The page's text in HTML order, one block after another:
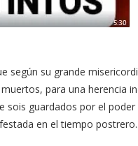
según su grande
para una herencia
guardados por el
en el tiempo postrero..